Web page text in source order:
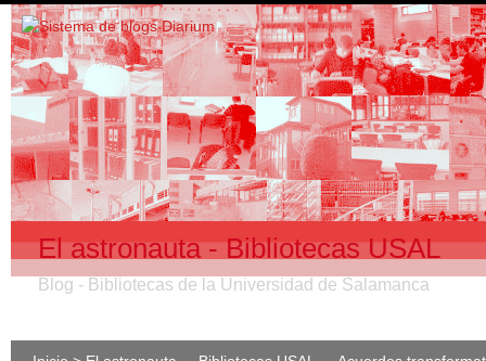
El astronauta - Bibliotecas USAL
Blog - Bibliotecas de la Universidad de Salamanca